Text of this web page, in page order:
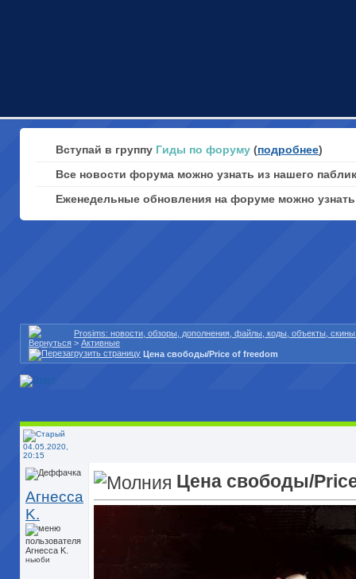
Вступай в группу Гиды по форуму (подробнее)
Все новости форума можно узнать из нашего
Еженедельные обновления на форуме можно
Prosims: новости, обзоры, дополнения, файлы, коды, объекты,
> Активные
Цена свободы/Price of freedom
04.05.2020,
20:15
Агнесса
K.
ньюби
Цена свободы/